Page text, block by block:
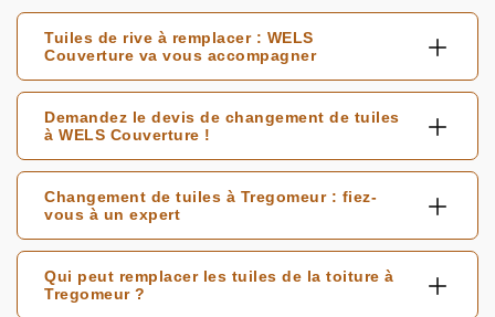
Tuiles de rive à remplacer : WELS
Couverture va vous accompagner
Demandez le devis de changement de tuiles
à WELS Couverture !
Changement de tuiles à Tregomeur : fiez-
vous à un expert
Qui peut remplacer les tuiles de la toiture à
Tregomeur ?